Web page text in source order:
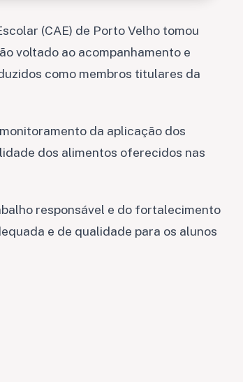
(CAE) de Porto Velho tomou
voltado ao acompanhamento e
como membros titulares da
da aplicação dos
dos alimentos oferecidos nas
responsável e do fortalecimento
e de qualidade para os alunos